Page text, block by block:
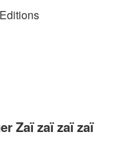
Zaï zaï zaï zaï